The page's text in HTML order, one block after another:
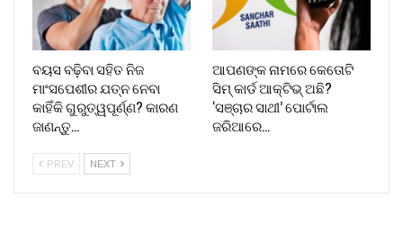
ବୟସ ବଢ଼ିବା ସହିତ ନିଜ
ମାଂସପେଶୀର ଯତ୍ନ ନେବା
କାହିଁକି ଗୁରୁତ୍ୱପୂର୍ଣ୍ଣ? କାରଣ
ଜାଣନ୍ତୁ…
ଆପଣଙ୍କ ନାମରେ କେତୋଟି
ସିମ୍ କାର୍ଡ ଆକ୍ଟିଭ୍ ଅଛି?
‘ସଞ୍ଚାର ସାଥୀ’ ପୋର୍ଟାଲ
ଜରିଆରେ…
PREV NEXT